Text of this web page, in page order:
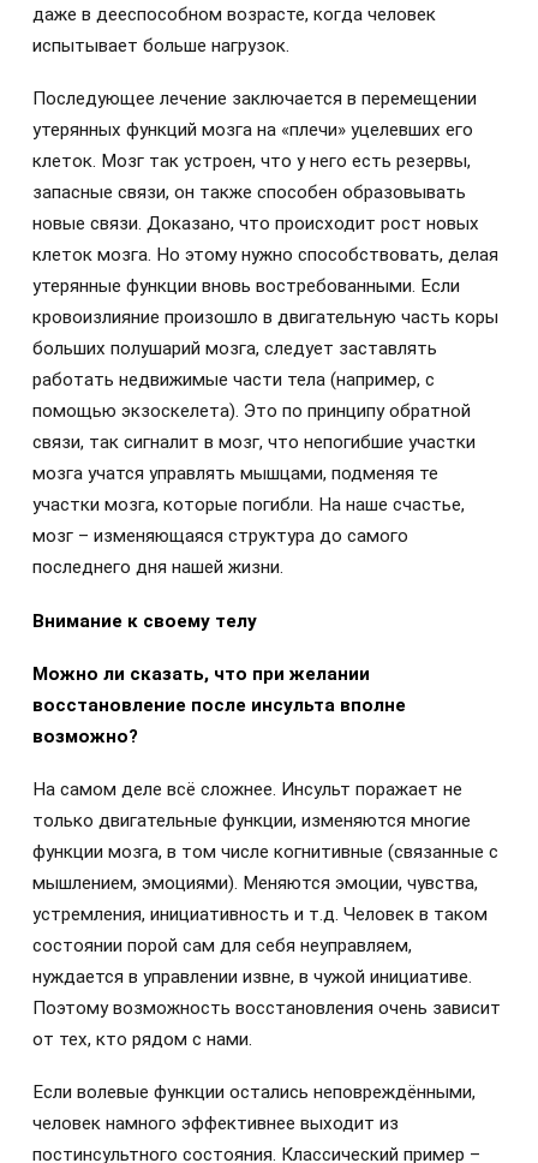
даже в дееспособном возрасте, когда человек
испытывает больше нагрузок.
Последующее лечение заключается в перемещении
утерянных функций мозга на «плечи» уцелевших его
клеток. Мозг так устроен, что у него есть резервы,
запасные связи, он также способен образовывать
новые связи. Доказано, что происходит рост новых
клеток мозга. Но этому нужно способствовать, делая
утерянные функции вновь востребованными. Если
кровоизлияние произошло в двигательную часть коры
больших полушарий мозга, следует заставлять
работать недвижимые части тела (например, с
помощью экзоскелета). Это по принципу обратной
связи, так сигналит в мозг, что непогибшие участки
мозга учатся управлять мышцами, подменяя те
участки мозга, которые погибли. На наше счастье,
мозг – изменяющаяся структура до самого
последнего дня нашей жизни.
Внимание к своему телу
Можно ли сказать, что при желании
восстановление после инсульта вполне
возможно?
На самом деле всё сложнее. Инсульт поражает не
только двигательные функции, изменяются многие
функции мозга, в том числе когнитивные (связанные с
мышлением, эмоциями). Меняются эмоции, чувства,
устремления, инициативность и т.д. Человек в таком
состоянии порой сам для себя неуправляем,
нуждается в управлении извне, в чужой инициативе.
Поэтому возможность восстановления очень зависит
от тех, кто рядом с нами.
Если волевые функции остались неповреждёнными,
человек намного эффективнее выходит из
постинсультного состояния. Классический пример –